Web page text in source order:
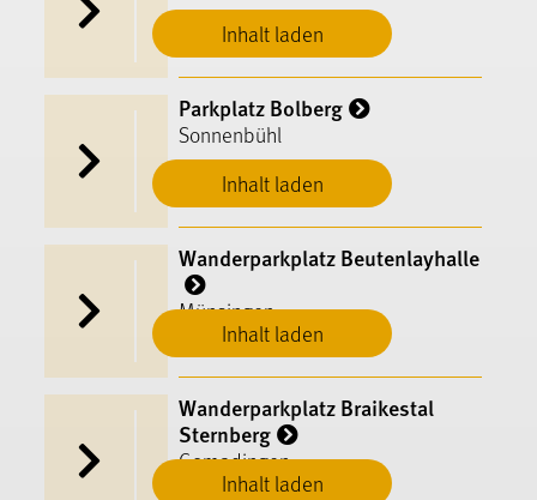
Inhalt laden
Inhalt laden
Parkplatz Bolberg
Sonnenbühl
Inhalt laden
Wanderparkplatz Beutenlayhalle
Münsingen
Inhalt laden
Wanderparkplatz Braikestal
Sternberg
Gomadingen